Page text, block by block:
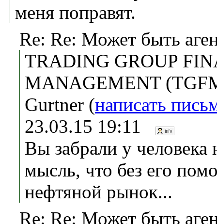
меня поправят.
Re: Re: Может быть
TRADING GROUP
MANAGEMENT
Gurtner (написать
23.03.15 19:11
Вы забрали у человека
мысль, что без его
нефтяной рынок...
Re: Re: Может быть